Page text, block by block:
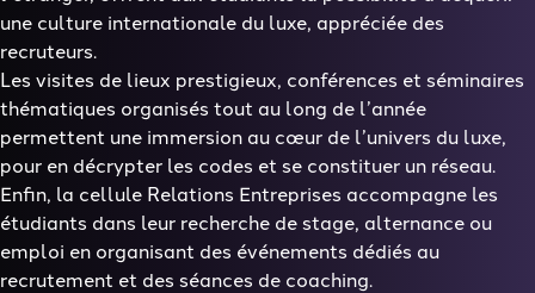
une culture internationale du luxe, appréciée des
recruteurs.
Les visites de lieux prestigieux, conférences et séminaires
thématiques organisés tout au long de l’année
permettent une immersion au cœur de l’univers du luxe,
pour en décrypter les codes et se constituer un réseau.
Enfin, la cellule Relations Entreprises accompagne les
étudiants dans leur recherche de stage, alternance ou
emploi en organisant des événements dédiés au
recrutement et des séances de coaching.